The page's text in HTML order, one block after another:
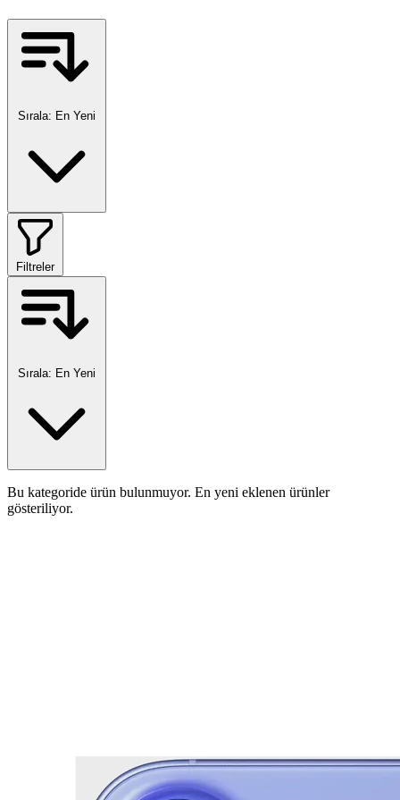
Sırala: En Yeni
Filtreler
Sırala: En Yeni
Bu kategoride ürün bulunmuyor. En yeni eklenen ürünler
gösteriliyor.